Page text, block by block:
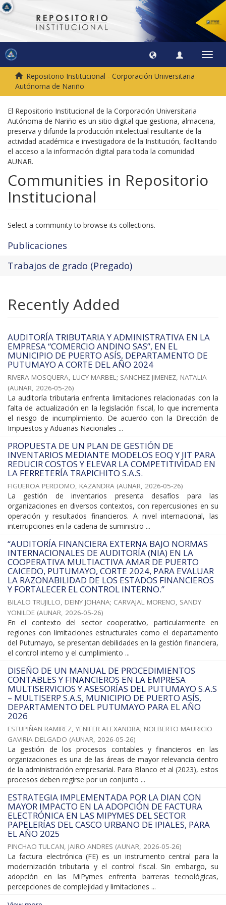
Repositorio Institucional - Corporación Universitaria
Autónoma de Nariño
El Repositorio Institucional de la Corporación Universitaria
Autónoma de Nariño es un sitio digital que gestiona, almacena,
preserva y difunde la producción intelectual resultante de la
actividad académica e investigadora de la Institución, facilitando
el acceso a la información digital para toda la comunidad
AUNAR.
Communities in Repositorio
Institucional
Select a community to browse its collections.
Publicaciones
Trabajos de grado (Pregado)
Recently Added
AUDITORÍA TRIBUTARIA Y ADMINISTRATIVA EN LA
EMPRESA “COMERCIO ANDINO SAS”, EN EL
MUNICIPIO DE PUERTO ASÍS, DEPARTAMENTO DE
PUTUMAYO A CORTE DEL AÑO 2024
RIVERA MOSQUERA, LUCY MARBEL; SANCHEZ JIMENEZ, NATALIA
(AUNAR, 2026-05-26)
La auditoría tributaria enfrenta limitaciones relacionadas con la
falta de actualización en la legislación fiscal, lo que incrementa
el riesgo de incumplimiento. De acuerdo con la Dirección de
Impuestos y Aduanas Nacionales ...
PROPUESTA DE UN PLAN DE GESTIÓN DE
INVENTARIOS MEDIANTE MODELOS EOQ Y JIT PARA
REDUCIR COSTOS Y ELEVAR LA COMPETITIVIDAD EN
LA FERRETERÍA TRAPICHITO S.A.S.
FIGUEROA PERDOMO, KAZANDRA (AUNAR, 2026-05-26)
La gestión de inventarios presenta desafíos para las
organizaciones en diversos contextos, con repercusiones en su
operación y resultados financieros. A nivel internacional, las
interrupciones en la cadena de suministro ...
“AUDITORÍA FINANCIERA EXTERNA BAJO NORMAS
INTERNACIONALES DE AUDITORÍA (NIA) EN LA
COOPERATIVA MULTIACTIVA AMAR DE PUERTO
CAICEDO, PUTUMAYO, CORTE 2024, PARA EVALUAR
LA RAZONABILIDAD DE LOS ESTADOS FINANCIEROS
Y FORTALECER EL CONTROL INTERNO.”
BILALO TRUJILLO, DEINY JOHANA; CARVAJAL MORENO, SANDY
YONILDE (AUNAR, 2026-05-26)
En el contexto del sector cooperativo, particularmente en
regiones con limitaciones estructurales como el departamento
del Putumayo, se presentan debilidades en la gestión financiera,
el control interno y el cumplimiento ...
DISEÑO DE UN MANUAL DE PROCEDIMIENTOS
CONTABLES Y FINANCIEROS EN LA EMPRESA
MULTISERVICIOS Y ASESORÍAS DEL PUTUMAYO S.A.S
– MULTISERP S.A.S, MUNICIPIO DE PUERTO ASÍS,
DEPARTAMENTO DEL PUTUMAYO PARA EL AÑO
2026
ESTUPIÑAN RAMIREZ, YENIFER ALEXANDRA; NOLBERTO MAURICIO
GAVIRIA DELGADO (AUNAR, 2026-05-26)
La gestión de los procesos contables y financieros en las
organizaciones es una de las áreas de mayor relevancia dentro
de la administración empresarial. Para Blanco et al (2023), estos
procesos deben regirse por un conjunto ...
ESTRATEGIA IMPLEMENTADA POR LA DIAN CON
MAYOR IMPACTO EN LA ADOPCIÓN DE FACTURA
ELECTRÓNICA EN LAS MIPYMES DEL SECTOR
PAPELERÍAS DEL CASCO URBANO DE IPIALES, PARA
EL AÑO 2025
PINCHAO TULCAN, JAIRO ANDRES (AUNAR, 2026-05-26)
La factura electrónica (FE) es un instrumento central para la
modernización tributaria y el control fiscal. Sin embargo, su
adopción en las MiPymes enfrenta barreras tecnológicas,
percepciones de complejidad y limitaciones ...